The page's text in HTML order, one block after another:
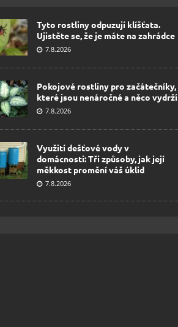
Tyto rostliny odpuzují klíšťata.
Ujistěte se, že je máte na zahrádce
7.8.2026
Pokojové rostliny pro začátečníky,
které jsou nenáročné a něco vydrží
7.8.2026
Využití dešťové vody v
domácnosti: Tři způsoby, jak její
měkkost promění váš úklid
7.8.2026